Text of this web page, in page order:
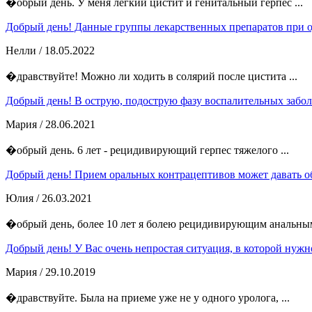
�обрый день. У меня лёгкий цистит и генитальный герпес ...
Добрый день! Данные группы лекарственных препаратов при
Нелли / 18.05.2022
�дравствуйте! Можно ли ходить в солярий после цистита ...
Добрый день! В острую, подострую фазу воспалительных
Мария / 28.06.2021
�обрый день. 6 лет - рецидивирующий герпес тяжелого ...
Добрый день! Прием оральных контрацептивов может давать
Юлия / 26.03.2021
�обрый день, более 10 лет я болею рецидивирующим
Добрый день! У Вас очень непростая ситуация, в которой
Мария / 29.10.2019
�дравствуйте. Была на приеме уже не у одного уролога, ...